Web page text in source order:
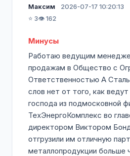
Максим
2026-07-17 10:20:13
⭐ 3👁️ 162
Минусы
Работаю ведущим
продажам в Общество с
Ответственностью А
слов нет от того, как
господа из подмосковной
ТехЭнергоКомплекс во
директором Виктором
отгрузили им отличную
металлопродукции больше